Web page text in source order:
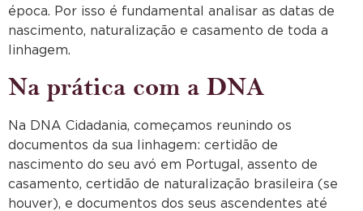
época. Por isso é fundamental analisar as datas de
nascimento, naturalização e casamento de toda a
linhagem.
Na prática com a DNA
Na DNA Cidadania, começamos reunindo os
documentos da sua linhagem: certidão de
nascimento do seu avó em Portugal, assento de
casamento, certidão de naturalização brasileira (se
houver), e documentos dos seus ascendentes até